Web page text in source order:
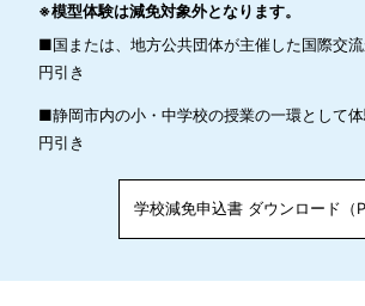
※模型体験は減免対象外となります。
■国または、地方公共団体が主催した国際交
円引き
■静岡市内の小・中学校の授業の一環として
円引き
学校減免申込書 ダウンロード（